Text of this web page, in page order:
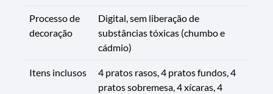
Processo de
decoração
Digital, sem liberação de
substâncias tóxicas (chumbo e
cádmio)
Itens inclusos
4 pratos rasos, 4 pratos fundos, 4
pratos sobremesa, 4 xícaras, 4